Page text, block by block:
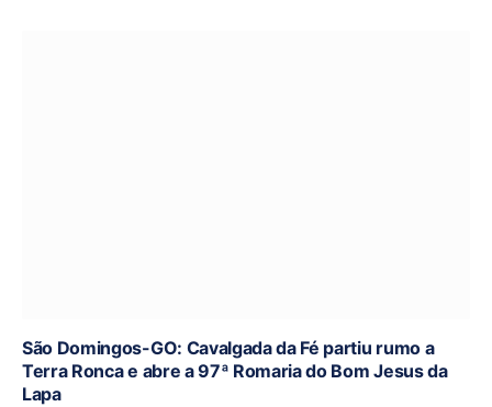
São Domingos-GO: Cavalgada da Fé partiu rumo a
Terra Ronca e abre a 97ª Romaria do Bom Jesus da
Lapa